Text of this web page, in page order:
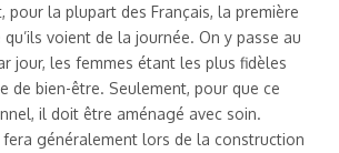
pour la plupart des Français, la première
voient de la journée. On y passe au
jour, les femmes étant les plus fidèles
de bien-être. Seulement, pour que ce
il doit être aménagé avec soin.
fera généralement lors de la construction